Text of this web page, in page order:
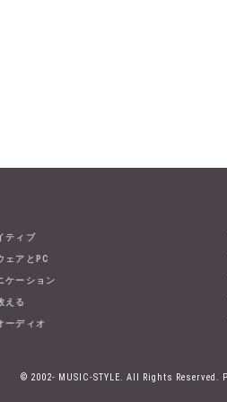
ティブ
ェアとPC
ケーション
える
ーディオ
© 2002- MUSIC-STYLE. All Rights Reserved.